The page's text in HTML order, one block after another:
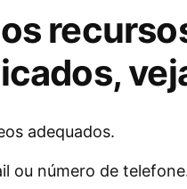
adequados.
ou número de